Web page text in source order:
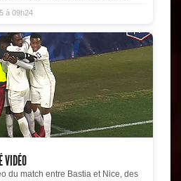
à 09h24
VIDÉO
du match entre Bastia et Nice, des